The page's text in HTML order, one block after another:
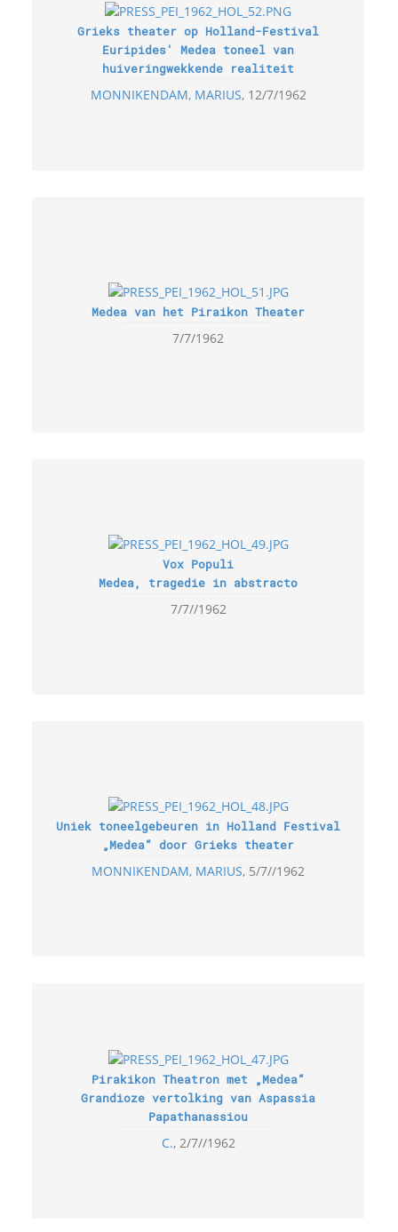
Grieks theater op Holland-Festival
Euripides' Medea toneel van
huiveringwekkende realiteit
MONNIKENDAM, MARIUS 12/7/1962
Medea van het Piraikon Theater
7/7/1962
Vox Populi
Medea, tragedie in abstracto
7/7//1962
Uniek toneelgebeuren in Holland Festival
„Medea“ door Grieks theater
MONNIKENDAM, MARIUS 5/7//1962
Pirakikon Theatron met „Medea“
Grandioze vertolking van Aspassia
Papathanassiou
C. 2/7//1962